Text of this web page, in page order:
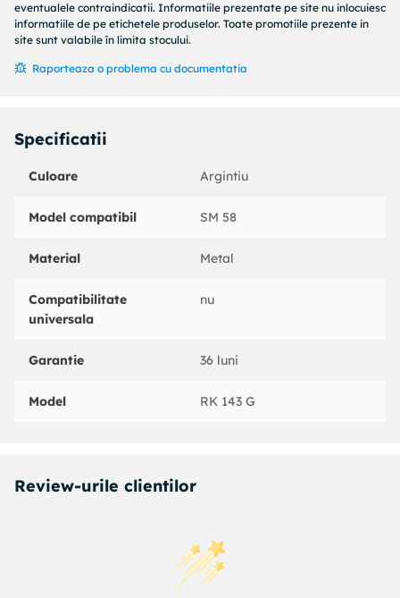
eventualele contraindicatii. Informatiile prezentate pe site nu inlocuiesc
informatiile de pe etichetele produselor. Toate promotiile prezente in
site sunt valabile în limita stocului.
Raporteaza o problema cu documentatia
Specificatii
Culoare Argintiu
Model compatibil SM 58
Material Metal
Compatibilitate
universala
nu
Garantie 36 luni
Model RK 143 G
Review-urile clientilor